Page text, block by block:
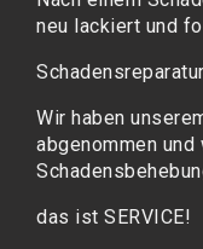
neu lackiert und
Wir haben
abgenommen
das ist SERVICE!